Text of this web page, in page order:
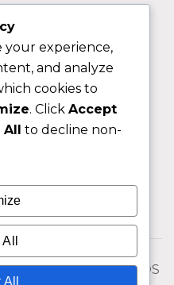
RESERVADOS
your experience,
and analyze
cookies to
. Click Accept
All to decline non-